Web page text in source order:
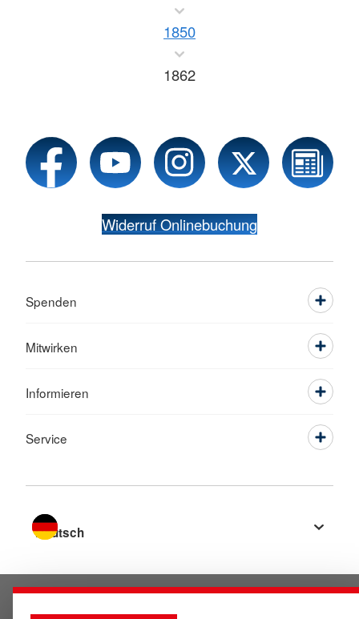
1850
1862
Widerruf Onlinebuchung
Spenden
Mitwirken
Informieren
Service
Sprache wechseln zu